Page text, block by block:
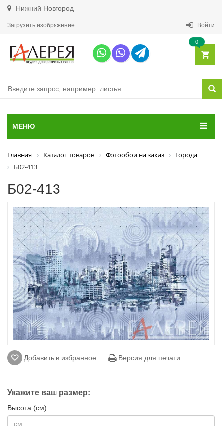
Нижний Новгород
Загрузить изображение Войти
0
МЕНЮ
Главная Каталог товаров Фотообои на заказ
Города
Б02-413
Б02-413
Добавить в избранное Версия для печати
Укажите ваш размер:
Высота (см)